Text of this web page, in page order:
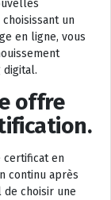
un
en ligne, vous
digital.
offre
certificat en
continu après
choisir une